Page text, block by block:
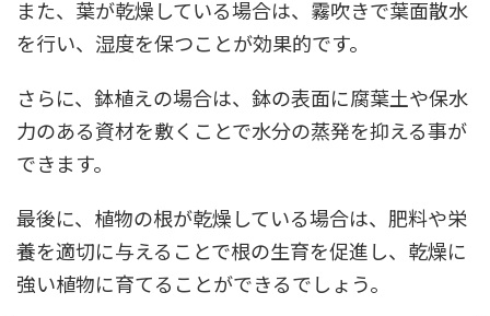
また、葉が乾燥している場合は、霧吹きで葉面散水
を行い、湿度を保つことが効果的です。
さらに、鉢植えの場合は、鉢の表面に腐葉土や保水
力のある資材を敷くことで水分の蒸発を抑える事が
できます。
最後に、植物の根が乾燥している場合は、肥料や栄
養を適切に与えることで根の生育を促進し、乾燥に
強い植物に育てることができるでしょう。